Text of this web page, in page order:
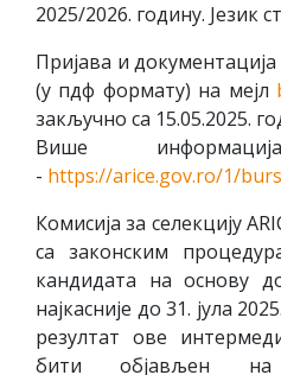
2025/2026. годину. Језик
Пријава и
(у пдф формату) на мејл
закључно са 15.05.2025.
Више
- https://arice.gov.ro/1/
Комисија за селекцију
са законским
кандидата на основу
најкасније до 31. јула
резултат ове
бити објављен на